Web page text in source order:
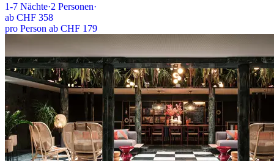
1-7 Nächte·2 Personen·
ab CHF 358
pro Person ab CHF 179